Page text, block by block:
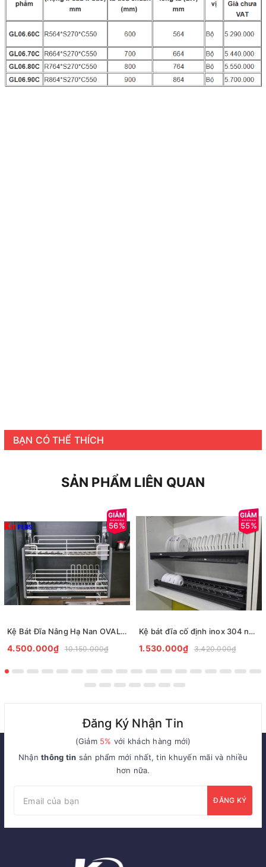
BẠN CÓ THỂ THÍCH
SẢN PHẨM LIÊN QUAN
56%
Kệ Bát Đĩa Nâng Hạ Nan OVAL Inox 304 KitPlus
4.500.000₫ 10.150.000₫
55%
Kệ bát đĩa cố định inox 304 nan Oval Kitplus
1.530.000₫ 3.420.000₫
Đăng Ký Nhận Tin
(Giảm 5% với khách hàng mới)
Nhậnthông tin sản phẩm mới nhất, tin khuyến mãi và nhiều
hơn nữa.
ĐĂNG KÝ